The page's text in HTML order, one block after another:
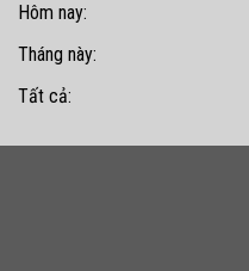
Hôm nay:
Tháng này:
Tất cả: